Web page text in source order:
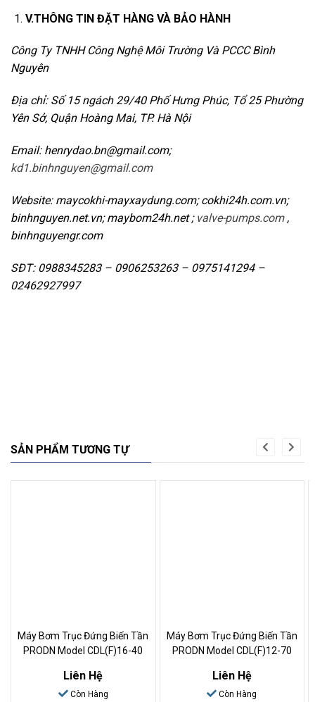
V.THÔNG TIN ĐẶT HÀNG VÀ BẢO HÀNH
Công Ty TNHH Công Nghệ Môi Trường Và PCCC Bình
Nguyên
Địa chỉ: Số 15 ngách 29/40 Phố Hưng Phúc, Tổ 25 Phường
Yên Sở, Quận Hoàng Mai, TP. Hà Nội
Email: henrydao.bn@gmail.com;
kd1.binhnguyen@gmail.com
Website: maycokhi-mayxaydung.com; cokhi24h.com.vn;
binhnguyen.net.vn; maybom24h.net ; valve-pumps.com,
binhnguyengr.com
SĐT: 0988345283 – 0906253263 – 0975141294 –
02462927997
SẢN PHẨM TƯƠNG TỰ
Máy Bơm Trục Đứng Biến Tần
PRODN Model CDL(F)16-40
Liên Hệ
Còn Hàng
Máy Bơm Trục Đứng Biến Tần
PRODN Model CDL(F)12-70
Liên Hệ
Còn Hàng